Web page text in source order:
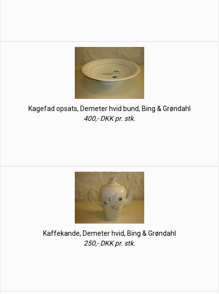
Kagefad opsats, Demeter hvid bund, Bing & Grøndahl
400,- DKK pr. stk.
Kaffekande, Demeter hvid, Bing & Grøndahl
250,- DKK pr. stk.